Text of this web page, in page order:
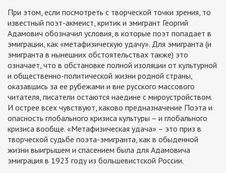
При этом, если посмотреть с творческой точки зрения, то
известный поэт-акмеист, критик и эмигрант Георгий
Адамович обозначил условия, в которые поэт попадает в
эмиграции, как «метафизическую удачу». Для эмигранта (и
эмигранта в нынешних обстоятельствах также) это
означает, что в обстановке полной изоляции от культурной
и общественно-политической жизни родной страны,
оказавшись за ее рубежами и вне русского массового
читателя, писатели остаются наедине с мироустройством.
И острее всех чувствуют, каково предназначение Поэта и
опасность глобального кризиса культуры – и глобального
кризиса вообще. «Метафизическая удача» – это приз в
творческой судьбе поэта-эмигранта, как в обыденной
жизни выигрышем и спасением была для Адамовича
эмиграция в 1923 году из большевистской России.